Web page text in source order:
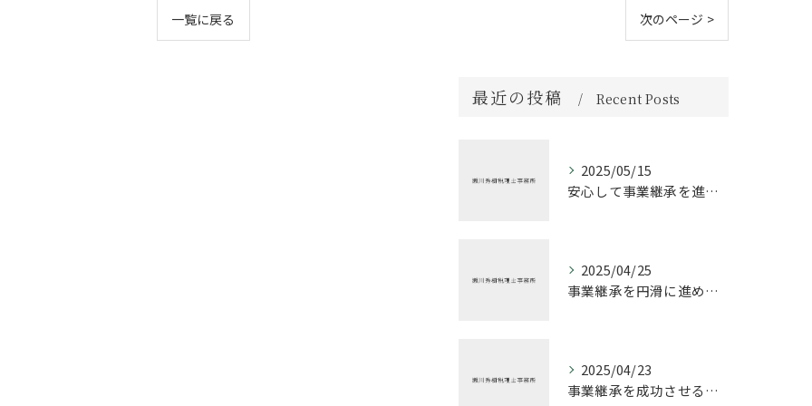
一覧に戻る 次のページ >
最近の投稿 Recent Posts
2025/05/15
安心して事業継承を進める方法
2025/04/25
事業継承を円滑に進めるための税理士の役割
2025/04/23
事業継承を成功させるための税務戦略